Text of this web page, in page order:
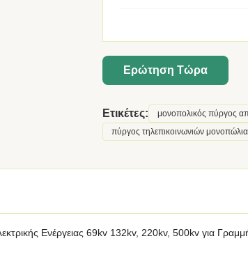
Ερώτηση Τώρα
Ετικέτες: μονοπολικός πύργος
πύργος τηλεπικοινωνιών
Ενέργειας 69kv 132kv, 220kv, 500kv για